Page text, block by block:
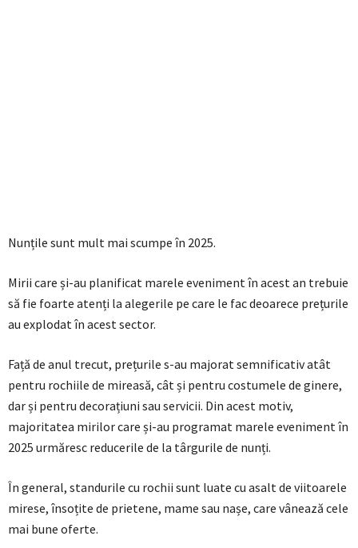
Nunțile sunt mult mai scumpe în 2025.
Mirii care și-au planificat marele eveniment în acest an trebuie
să fie foarte atenți la alegerile pe care le fac deoarece prețurile
au explodat în acest sector.
Față de anul trecut, prețurile s-au majorat semnificativ atât
pentru rochiile de mireasă, cât și pentru costumele de ginere,
dar și pentru decorațiuni sau servicii. Din acest motiv,
majoritatea mirilor care și-au programat marele eveniment în
2025 urmăresc reducerile de la târgurile de nunți.
În general, standurile cu rochii sunt luate cu asalt de viitoarele
mirese, însoțite de prietene, mame sau nașe, care vânează cele
mai bune oferte.